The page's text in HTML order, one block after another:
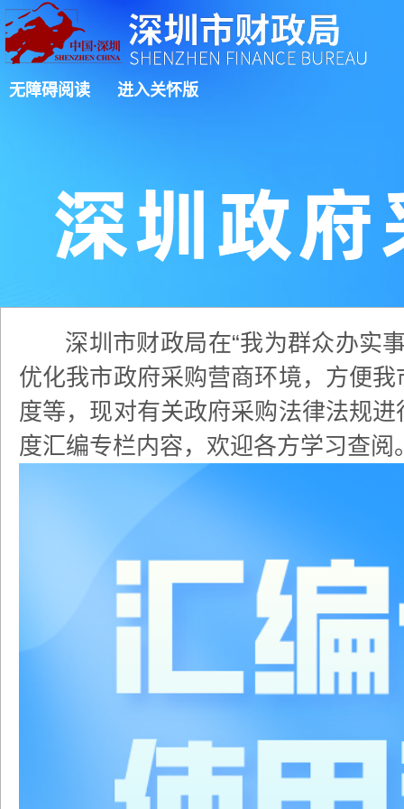
无障碍阅读 进入关怀版
深圳市财政局在“我为群众办实事
优化我市政府采购营商环境，方便
度等，现对有关政府采购法律法规
度汇编专栏内容，欢迎各方学习查阅